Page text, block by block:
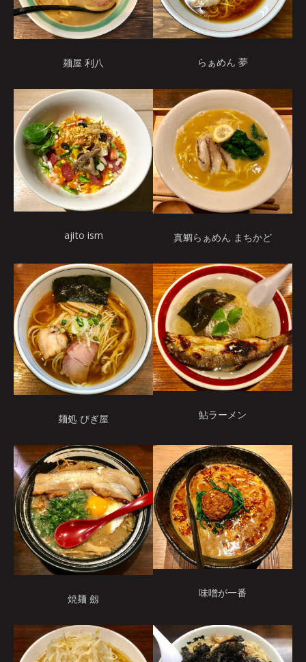
麺屋 利八 らぁめん 夢
ajito ism 真鯛らぁめん まちかど
麺処 びぎ屋 鮎ラーメン
焼麺 劔
味噌が一番